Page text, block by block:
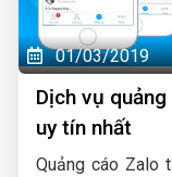
01/03/2019
Dịch vụ
uy tín nhất
Quảng cáo Zalo